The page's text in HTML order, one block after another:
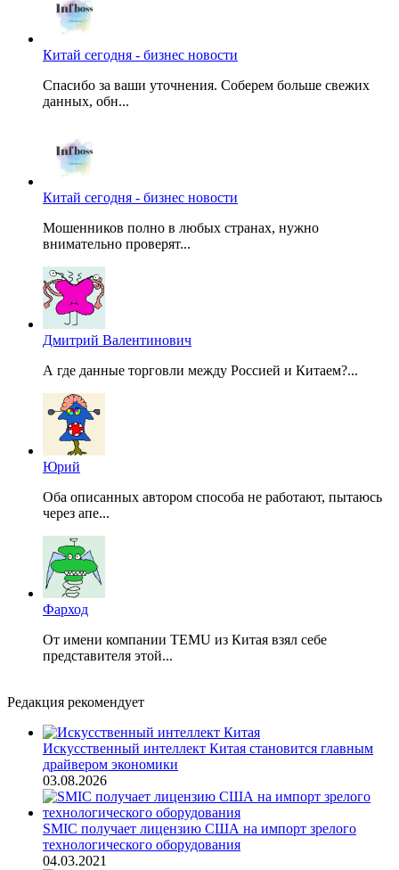
Китай сегодня - бизнес новости
Спасибо за ваши уточнения. Соберем больше свежих
данных, обн...
Китай сегодня - бизнес новости
Мошенников полно в любых странах, нужно
внимательно проверят...
Дмитрий Валентинович
А где данные торговли между Россией и Китаем?...
Юрий
Оба описанных автором способа не работают, пытаюсь
через апе...
Фарход
От имени компании TEMU из Китая взял себе
представителя этой...
Редакция рекомендует
Искусственный интеллект Китая становится главным
драйвером экономики
03.08.2026
SMIC получает лицензию США на импорт зрелого
технологического оборудования
04.03.2021